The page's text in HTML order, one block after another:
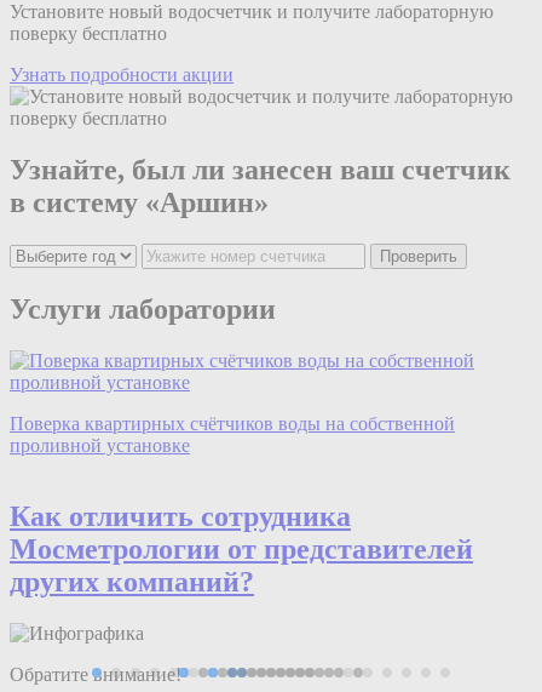
Установите новый водосчетчик и получите лабораторную
поверку бесплатно
Узнать подробности акции
Узнайте, был ли занесен ваш счетчик
в систему «Аршин»
Проверить
Услуги лаборатории
Поверка квартирных счётчиков воды на собственной
проливной установке
Как отличить сотрудника
Мосмeтрологии от представителей
других компаний?
Обратите внимание!